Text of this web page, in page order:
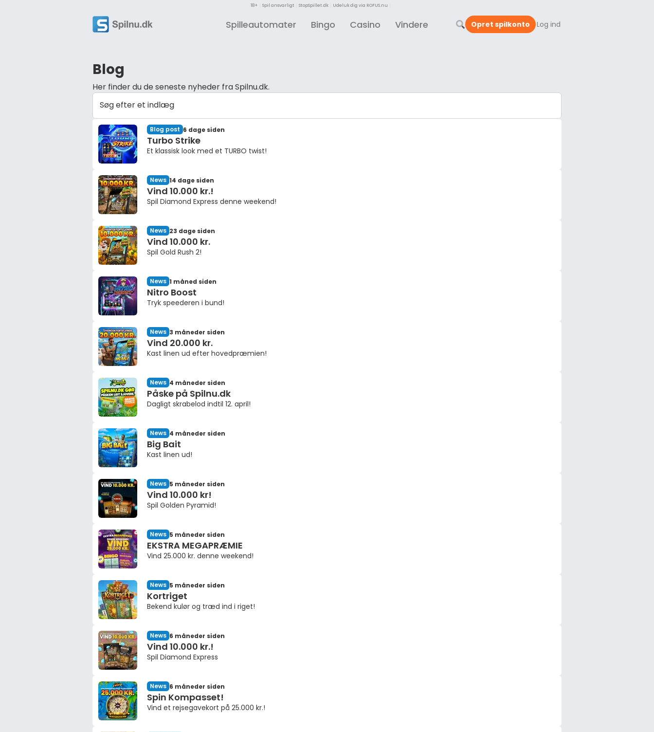
18+ Spil ansvarligt StopSpillet.dk Udeluk dig via ROFUS.nu
Opret spilkonto Log ind
Spilleautomater Bingo Casino Vindere
Blog
Her finder du de seneste nyheder fra Spilnu.dk.
Søg efter et indlæg
Blog post 6 dage siden
Turbo Strike
Et klassisk look med et TURBO twist!
News 14 dage siden
Vind 10.000 kr.!
Spil Diamond Express denne weekend!
News 23 dage siden
Vind 10.000 kr.
Spil Gold Rush 2!
News 1 måned siden
Nitro Boost
Tryk speederen i bund!
News 3 måneder siden
Vind 20.000 kr.
Kast linen ud efter hovedpræmien!
News 4 måneder siden
Påske på Spilnu.dk
Dagligt skrabelod indtil 12. april!
News 4 måneder siden
Big Bait
Kast linen ud!
News 5 måneder siden
Vind 10.000 kr!
Spil Golden Pyramid!
News 5 måneder siden
EKSTRA MEGAPRÆMIE
Vind 25.000 kr. denne weekend!
News 5 måneder siden
Kortriget
Bekend kulør og træd ind i riget!
News 6 måneder siden
Vind 10.000 kr.!
Spil Diamond Express
News 6 måneder siden
Spin Kompasset!
Vind et rejsegavekort på 25.000 kr.!